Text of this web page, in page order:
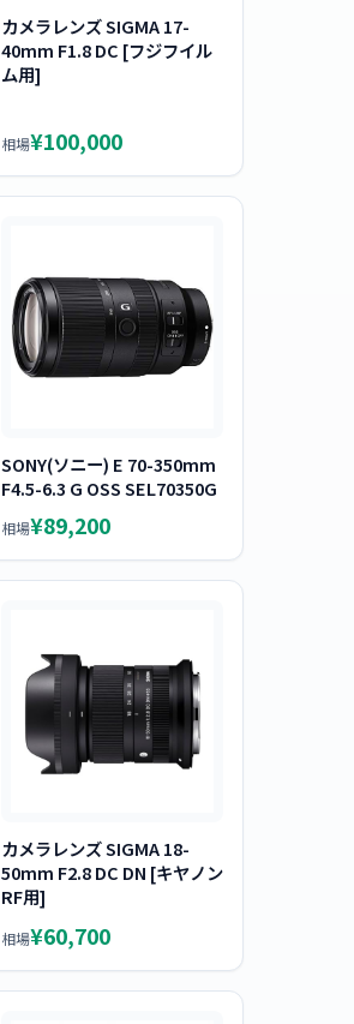
カメラレンズ SIGMA 17-
40mm F1.8 DC [フジフイル
ム用]
相場¥100,000
SONY(ソニー) E 70-350mm
F4.5-6.3 G OSS SEL70350G
相場¥89,200
カメラレンズ SIGMA 18-
50mm F2.8 DC DN [キヤノン
RF用]
相場¥60,700